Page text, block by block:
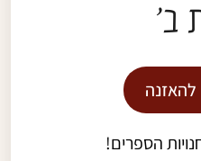
ב'
להאזנה
הספרים!